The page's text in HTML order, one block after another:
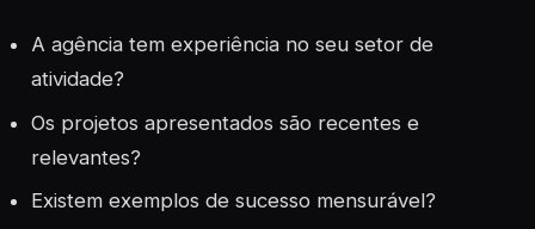
A agência tem experiência no seu setor de
atividade?
Os projetos apresentados são recentes e
relevantes?
Existem exemplos de sucesso mensurável?